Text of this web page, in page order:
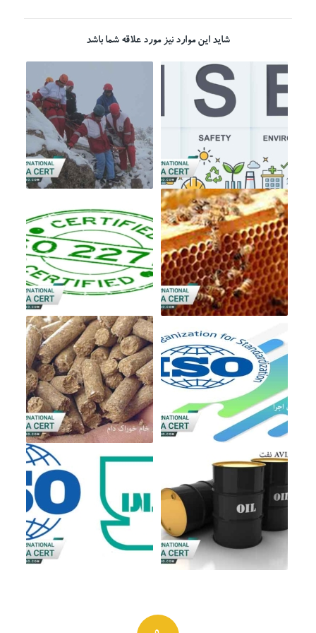
شاید این موارد نیز مورد علاقه شما باشد